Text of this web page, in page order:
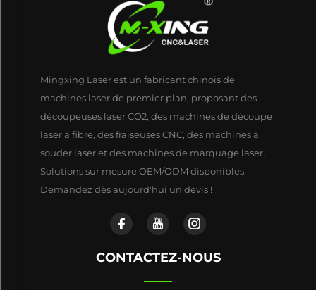
Mingxing Laser est un fabricant chinois de
machines laser de premier plan, proposant des
découpeuses laser CO2, des machines de découpe
laser à fibre, des fraiseuses CNC, des machines à
souder laser et des machines de marquage laser.
Solutions sur mesure OEM/ODM disponibles.
Demandez dès aujourd'hui un devis !
CONTACTEZ-NOUS